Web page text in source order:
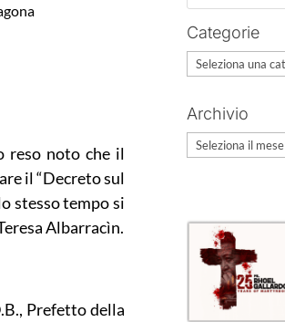
reso noto che il
il “Decreto sul
stesso tempo si
Albarracìn.
Prefetto della
Categorie
Categorie
Archivio
Archivio